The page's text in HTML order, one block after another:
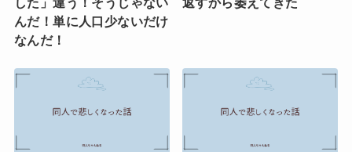
んだ！単に人口少ないだけ
なんだ！